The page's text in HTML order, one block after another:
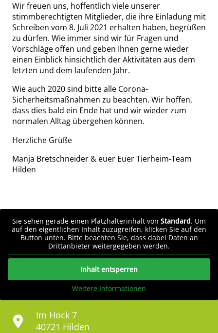
Wir freuen uns, hoffentlich viele unserer
stimmberechtigten Mitglieder, die ihre Einladung mit
Schreiben vom 8. Juli 2021 erhalten haben, begrüßen
zu dürfen. Wie immer sind wir für Fragen und
Vorschläge offen und geben Ihnen gerne wieder
einen Einblick hinsichtlich der Aktivitäten aus dem
letzten und dem laufenden Jahr.
Wie auch 2020 sind bitte alle Corona-
Sicherheitsmaßnahmen zu beachten. Wir hoffen,
dass dies bald ein Ende hat und wir wieder zum
normalen Alltag übergehen können.
Herzliche Grüße
Manja Bretschneider & euer Euer Tierheim-Team
Hilden
Sie sehen gerade einen Platzhalterinhalt von Standard. Um
auf den eigentlichen Inhalt zuzugreifen, klicken Sie auf den
Button unten. Bitte beachten Sie, dass dabei Daten an
Drittanbieter weitergegeben werden.
Inhalt entsperren
Weitere Informationen
Im Hock 7
40721 Hilden